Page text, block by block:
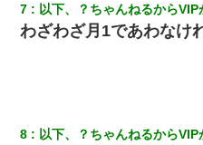
【衝撃】嫁父の会社に勤続１０
らえる会社から誘われた。転職
「離婚！（激怒」
7 以下、？ちゃんねるから
わざわざ月1であわなけ
8 以下、？ちゃんねるから